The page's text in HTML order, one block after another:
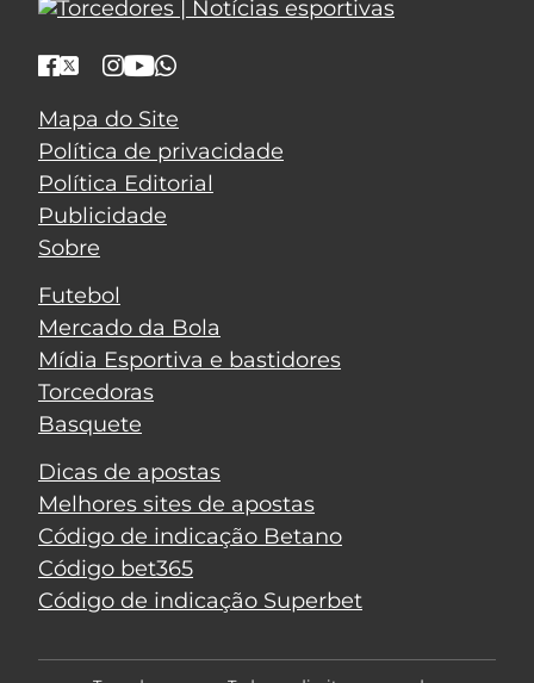
Mapa do Site
Política de privacidade
Política Editorial
Publicidade
Sobre
Futebol
Mercado da Bola
Mídia Esportiva e bastidores
Torcedoras
Basquete
Dicas de apostas
Melhores sites de apostas
Código de indicação Betano
Código bet365
Código de indicação Superbet